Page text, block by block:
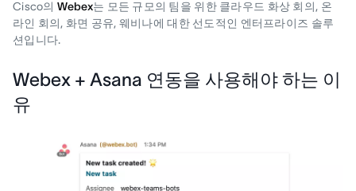
Cisco의 Webex는 모든 규모의 팀을 위한 클라우드 화상 회의, 온
라인 회의, 화면 공유, 웨비나에 대한 선도적인 엔터프라이즈 솔루
션입니다.
Webex + Asana 연동을 사용해야 하는 이
유